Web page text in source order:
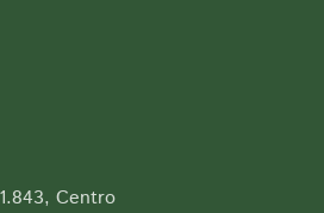
Centro